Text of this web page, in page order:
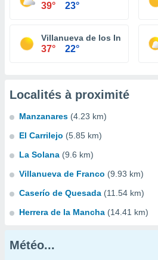
39° 23°
Villanueva de los Infantes
37° 22°
Localités à proximité
Manzanares (4.23 km)
El Carrilejo (5.85 km)
La Solana (9.6 km)
Villanueva de Franco (9.93 km)
Caserío de Quesada (11.54 km)
Herrera de la Mancha (14.41 km)
Météo...